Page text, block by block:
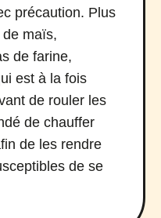
précaution. Plus
maïs,
de farine,
est à la fois
de rouler les
de chauffer
de les rendre
de se